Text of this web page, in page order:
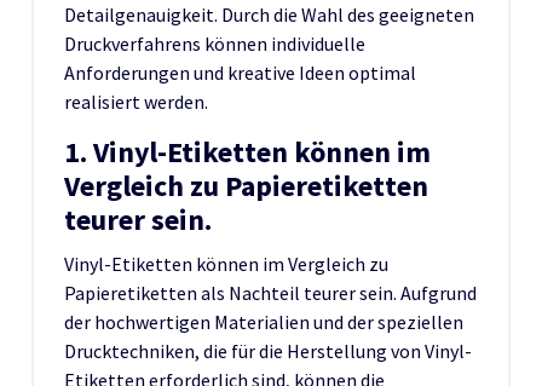
Detailgenauigkeit. Durch die Wahl des geeigneten
Druckverfahrens können individuelle
Anforderungen und kreative Ideen optimal
realisiert werden.
1. Vinyl-Etiketten können im
Vergleich zu Papieretiketten
teurer sein.
Vinyl-Etiketten können im Vergleich zu
Papieretiketten als Nachteil teurer sein. Aufgrund
der hochwertigen Materialien und der speziellen
Drucktechniken, die für die Herstellung von Vinyl-
Etiketten erforderlich sind, können die